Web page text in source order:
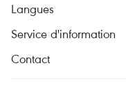
Langues
Service d'information
Contact